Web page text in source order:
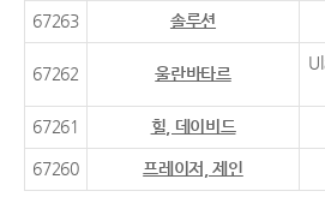
67263 솔루션
67262 울란바타르
67261 힐, 데이비드
67260 프레이저, 제인